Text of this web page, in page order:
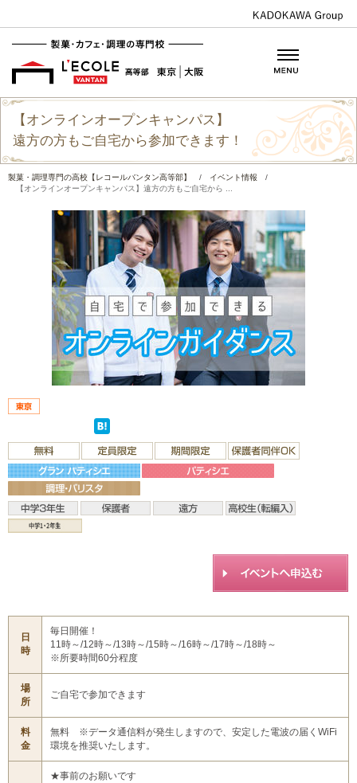
【オンラインオープンキャンパス】
遠方の方もご自宅から参加できます！
製菓・調理専門の高校【レコールバンタン高等部】 / イベント情報
/
【オンラインオープンキャンパス】遠方の方もご自宅から ...
日
時
毎日開催！
11時～/12時～/13時～/15時～/16時～/17時～/18時～
※所要時間60分程度
場
所
ご自宅で参加できます
料
金
無料 ※データ通信料が発生しますので、安定した電波の届くWiFi
環境を推奨いたします。
★事前のお願いです